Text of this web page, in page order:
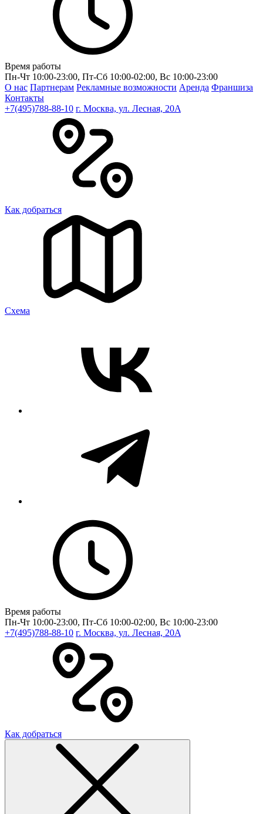
Время работы
Пн-Чт 10:00-23:00, Пт-Сб 10:00-02:00, Вс 10:00-23:00
О нас Партнерам Рекламные возможности Аренда Франшиза
Контакты
+7(495)788-88-10 г. Москва, ул. Лесная, 20A
Как добраться
Cхема
Время работы
Пн-Чт 10:00-23:00, Пт-Сб 10:00-02:00, Вс 10:00-23:00
+7(495)788-88-10 г. Москва, ул. Лесная, 20A
Как добраться